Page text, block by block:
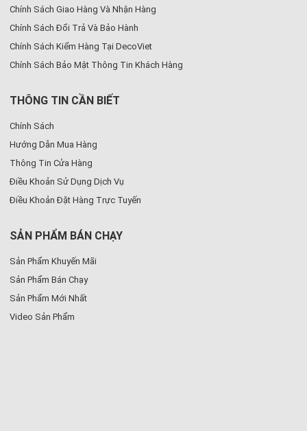
Chính Sách Giao Hàng Và Nhận Hàng
Chính Sách Đổi Trả Và Bảo Hành
Chính Sách Kiểm Hàng Tại DecoViet
Chính Sách Bảo Mật Thông Tin Khách Hàng
THÔNG TIN CẦN BIẾT
Chính Sách
Hướng Dẫn Mua Hàng
Thông Tin Cửa Hàng
Điều Khoản Sử Dụng Dịch Vụ
Điều Khoản Đặt Hàng Trực Tuyến
SẢN PHẨM BÁN CHẠY
Sản Phẩm Khuyến Mãi
Sản Phẩm Bán Chạy
Sản Phẩm Mới Nhất
Video Sản Phẩm